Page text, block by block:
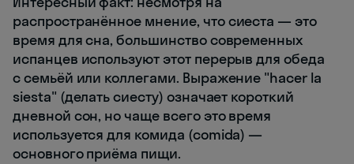
распространённое мнение, что сиеста — это
время для сна, большинство современных
испанцев используют этот перерыв для обеда
с семьёй или коллегами. Выражение "hacer la
siesta" (делать сиесту) означает короткий
дневной сон, но чаще всего это время
используется для комида (comida) —
основного приёма пищи.